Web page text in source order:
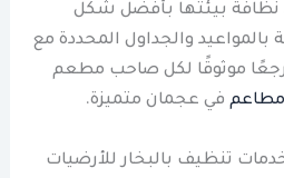
نظافة بيئتها بأفضل شكل
بالمواعيد والجداول المحددة مع
موثوقًا لكل صاحب مطعم
في عجمان متميزة.
تنظيف بالبخار للأرضيات